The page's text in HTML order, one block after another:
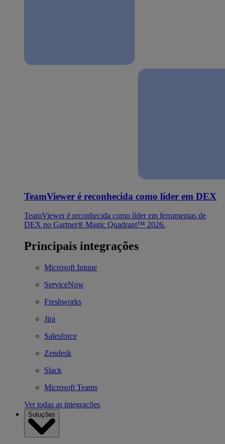
TeamViewer é reconhecida como líder em DEX
TeamViewer é reconhecida como líder em ferramentas de
DEX no Gartner® Magic Quadrant™ 2026.
Principais integrações
Microsoft Intune
ServiceNow
Freshworks
Jira
Salesforce
Zendesk
Slack
Microsoft Teams
Ver todas as integrações
Soluções